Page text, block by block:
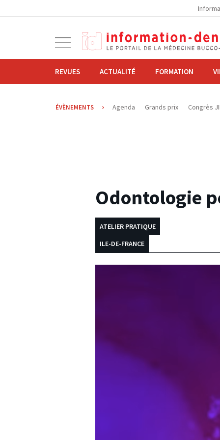
navigation
REVUES ACTUALITÉ FORMATION
ÉVÈNEMENTS Agenda Grands prix Congrès
04.03.2026
Odontologie
ATELIER PRATIQUE
ILE-DE-FRANCE